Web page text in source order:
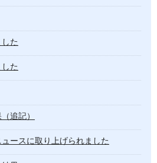
た
た
追記）
ースに取り上げられました